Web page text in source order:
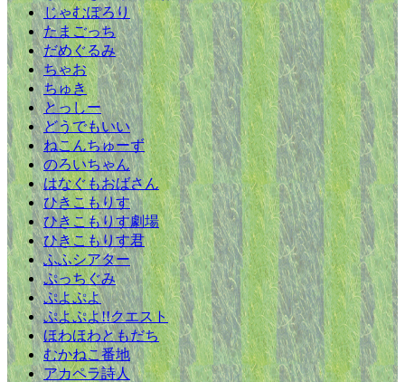
じゃむぽろり
たまごっち
だめぐるみ
ちゃお
ちゅき
とっしー
どうでもいい
ねこんちゅーず
のろいちゃん
はなぐもおばさん
ひきこもりす
ひきこもりす劇場
ひきこもりす君
ふふシアター
ぷっちぐみ
ぷよぷよ
ぷよぷよ!!クエスト
ほわほわともだち
むかねこ番地
アカペラ詩人